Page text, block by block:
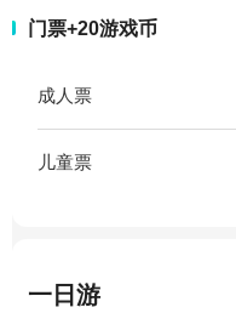
门票+20游戏币
成人票
儿童票
一日游